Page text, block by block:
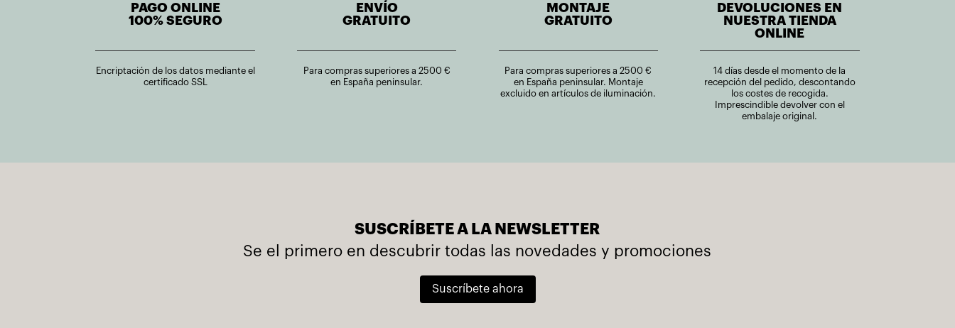
PAGO ONLINE
100% SEGURO
Encriptación de los datos mediante el
certificado SSL
ENVÍO
GRATUITO
Para compras superiores a 2500 €
en España peninsular.
MONTAJE
GRATUITO
Para compras superiores a 2500 €
en España peninsular. Montaje
excluido en artículos de iluminación.
DEVOLUCIONES EN
NUESTRA TIENDA
ONLINE
14 días desde el momento de la
recepción del pedido, descontando
los costes de recogida.
Imprescindible devolver con el
embalaje original.
SUSCRÍBETE A LA NEWSLETTER
Se el primero en descubrir todas las novedades y promociones
Suscríbete ahora